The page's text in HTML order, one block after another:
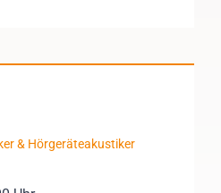
& Hörgeräteakustiker